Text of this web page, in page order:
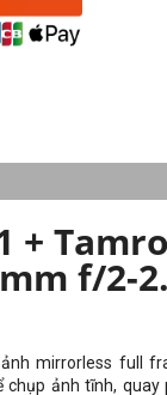
+
f/2-
mirrorless full
chụp ảnh tĩnh, quay